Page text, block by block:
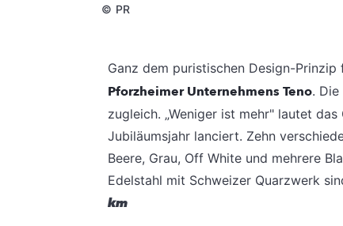
© PR
Ganz dem puristischen Design-
Pforzheimer Unternehmens Teno.
zugleich. „Weniger ist mehr" lautet
Jubiläumsjahr lanciert. Zehn
Beere, Grau, Off White und mehrere
Edelstahl mit Schweizer Quarzwerk
km